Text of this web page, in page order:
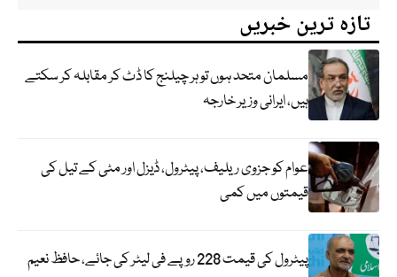
تازہ ترین خبریں
مسلمان متحد ہوں تو ہر چیلنج کا ڈٹ کر مقابلہ کر سکتے
ہیں، ایرانی وزیر خارجہ
عوام کو جزوی ریلیف، پیٹرول، ڈیزل اور مٹی کے تیل کی
قیمتوں میں کمی
پیٹرول کی قیمت 228 روپے فی لیٹر کی جائے، حافظ نعیم